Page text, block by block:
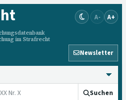
im Strafrecht
A- A+
Newsletter
Suchen